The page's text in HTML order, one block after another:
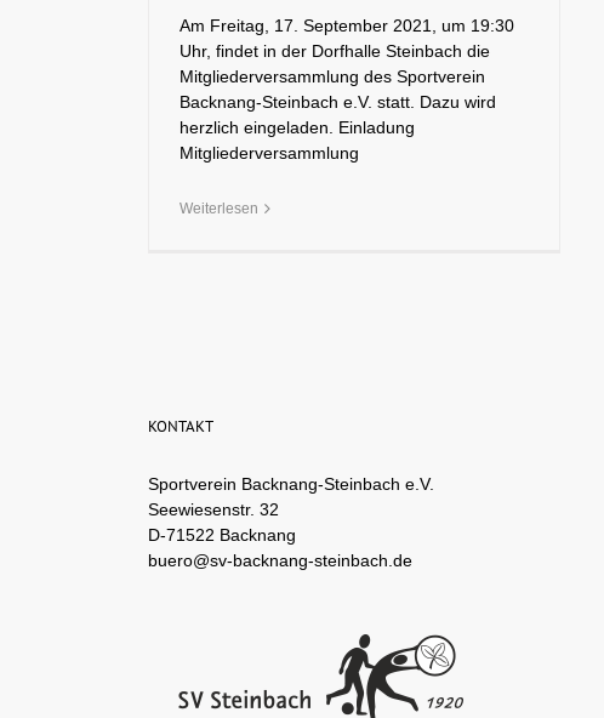
Am Freitag, 17. September 2021, um 19:30
Uhr, findet in der Dorfhalle Steinbach die
Mitgliederversammlung des Sportverein
Backnang-Steinbach e.V. statt. Dazu wird
herzlich eingeladen. Einladung
Mitgliederversammlung
Weiterlesen
KONTAKT
Sportverein Backnang-Steinbach e.V.
Seewiesenstr. 32
D-71522 Backnang
buero@sv-backnang-steinbach.de